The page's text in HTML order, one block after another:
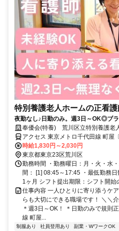
特別養護老人ホームの正看護
夜勤なし♪日勤のみ。週3日～OK◎ブ
タッフも多数活躍中！
奉優会(特養) 荒川区立特別養護老
アクセス 東京メトロ千代田線 町屋
成本線 新三河島徒歩約5分、都電荒
時給1,830円～2,030円
東京都東京23区荒川区
勤務時間 ・勤務曜日：月・火・水
間： [1] 08:45～17:45 ・最低勤務
1ヶ月 シフト提出期限：シフト開始
仕事内容 一人ひとりに寄り添うケ
らも大切にできる職場です！ ＼＼
＊週3日～OK！ ＊日勤のみで規則
線 町屋...
制服あり 社員登用あり 副業・WワークOK